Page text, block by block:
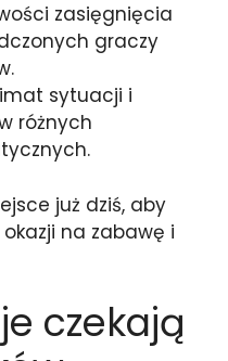
zasięgnięcia
graczy
sytuacji i
różnych
już dziś, aby
na zabawę i
czekają